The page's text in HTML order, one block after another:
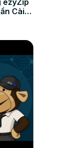
Cài